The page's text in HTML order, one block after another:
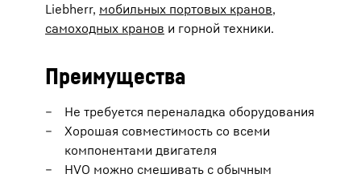
Liebherr, мобильных портовых кранов,
самоходных кранов и горной техники.
Преимущества
Не требуется переналадка оборудования
Хорошая совместимость со всеми
компонентами двигателя
HVO можно смешивать с обычным